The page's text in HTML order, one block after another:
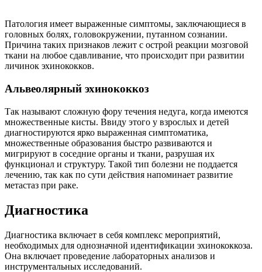
Патология имеет выраженные симптомы, заключающиеся в
головных болях, головокружении, путанном сознании.
Причина таких признаков лежит с острой реакции мозговой
ткани на любое сдавливание, что происходит при развитии
личинок эхинококков.
Альвеолярный эхинококкоз
Так называют сложную фору течения недуга, когда имеются
множественные кисты. Ввиду этого у взрослых и детей
диагностируются ярко выраженная симптоматика,
множественные образования быстро развиваются и
мигрируют в соседние органы и ткани, разрушая их
функционал и структуру. Такой тип болезни не поддается
лечению, так как по сути действия напоминает развитие
метастаз при раке.
Диагностика
Диагностика включает в себя комплекс мероприятий,
необходимых для однозначной идентификации эхинококкоза.
Она включает проведение лабораторных анализов и
инструментальных исследований.